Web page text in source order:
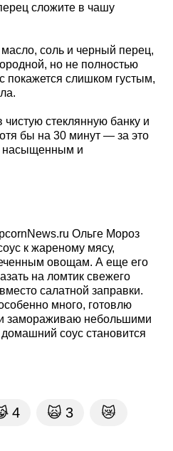
сложите в чашу
соль и черный перец,
но не полностью
покажется слишком густым,
стеклянную банку и
бы на 30 минут — за это
насыщенным и
Ольге Мороз
к жареному мясу,
овощам. А еще его
на ломтик свежего
салатной заправки.
много, готовлю
замораживаю небольшими
соус становится
4 🙀 3 😿